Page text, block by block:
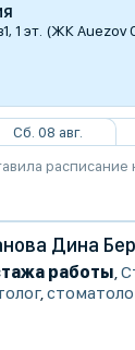
1 эт. (ЖК Auezov
Сб. 08 авг.
расписание
Дина
работы,
,